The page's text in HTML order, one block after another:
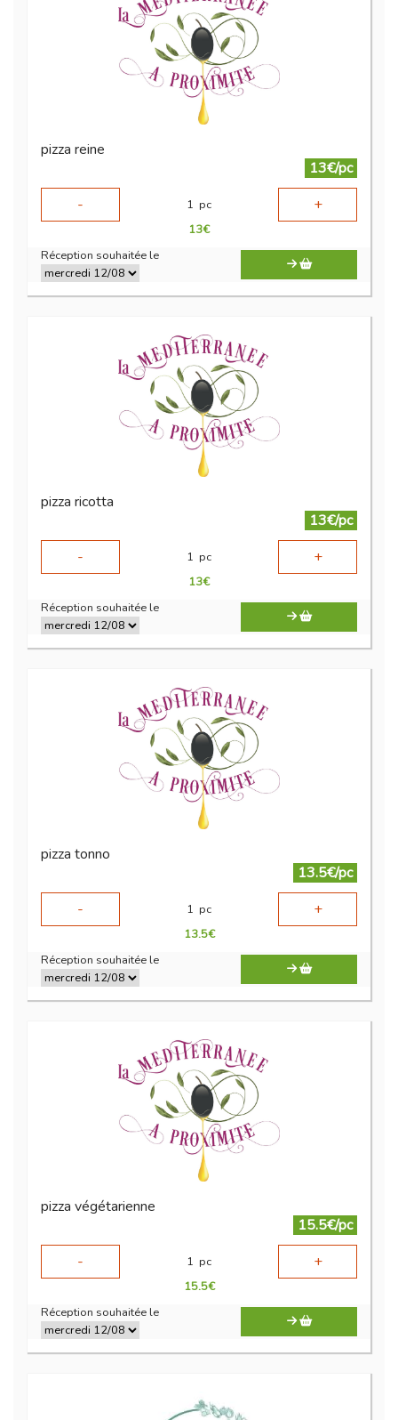
pizza reine
13€/pc
-
1 pc +
13€
Réception souhaitée le
pizza ricotta
13€/pc
-
1 pc +
13€
Réception souhaitée le
pizza tonno
13.5€/pc
-
1 pc +
13.5€
Réception souhaitée le
pizza végétarienne
15.5€/pc
-
1 pc +
15.5€
Réception souhaitée le